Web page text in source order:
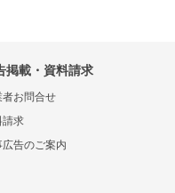
掲載・資料請求
者お問合せ
請求
広告のご案内